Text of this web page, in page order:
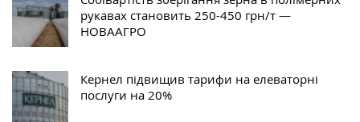
рукавах становить 250-450 грн/т —
НОВААГРО
Кернел підвищив тарифи на елеваторні
послуги на 20%